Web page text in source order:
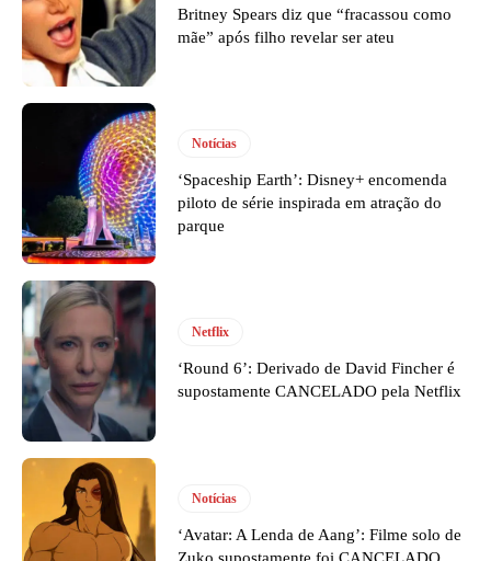
Britney Spears diz que “fracassou como
mãe” após filho revelar ser ateu
Notícias
‘Spaceship Earth’: Disney+ encomenda
piloto de série inspirada em atração do
parque
Netflix
‘Round 6’: Derivado de David Fincher é
supostamente CANCELADO pela Netflix
Notícias
‘Avatar: A Lenda de Aang’: Filme solo de
Zuko supostamente foi CANCELADO